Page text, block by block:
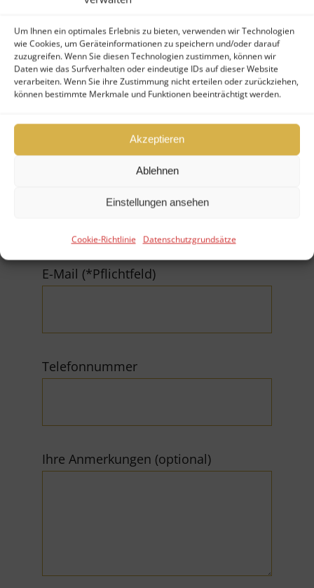
Um Ihnen ein optimales Erlebnis zu bieten, verwenden wir Technologien
wie Cookies, um Geräteinformationen zu speichern und/oder darauf
zuzugreifen. Wenn Sie diesen Technologien zustimmen, können wir
Daten wie das Surfverhalten oder eindeutige IDs auf dieser Website
verarbeiten. Wenn Sie ihre Zustimmung nicht erteilen oder zurückziehen,
können bestimmte Merkmale und Funktionen beeinträchtigt werden.
Akzeptieren
Ablehnen
Einstellungen ansehen
Cookie-Richtlinie Datenschutzgrundsätze
Ihr Nachname (*Pflichtfeld)
E-Mail (*Pflichtfeld)
Telefonnummer
Ihre Anmerkungen (optional)